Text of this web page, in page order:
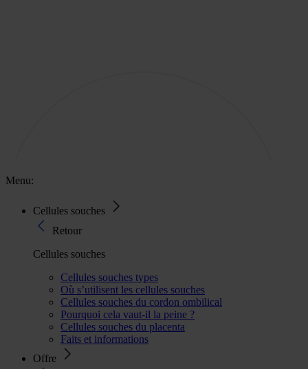
Menu:
Cellules souches
Retour
Cellules souches
Cellules souches types
Où s’utilisent les cellules souches
Cellules souches du cordon ombilical
Pourquoi cela vaut-il la peine ?
Cellules souches du placenta
Faits et informations
Offre